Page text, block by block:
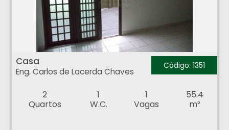
Casa - Eng. Carlos de Lacerda Chaves - Ribeirão Preto
Casa
Eng. Carlos de Lacerda Chaves
Código: 1351
2
Quartos
1
W.C.
1
Vagas
55.4
m²